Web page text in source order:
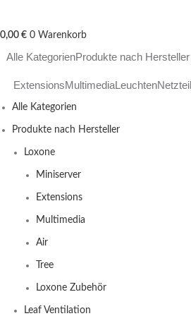
0,00 € 0 Warenkorb
Alle KategorienProdukte nach Hersteller
ExtensionsMultimediaLeuchten
Alle Kategorien
Produkte nach Hersteller
Loxone
Miniserver
Extensions
Multimedia
Air
Tree
Loxone Zubehör
Leaf Ventilation